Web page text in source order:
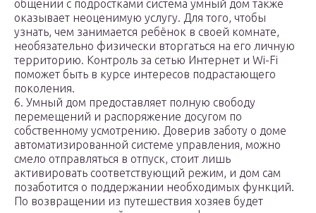
общении с подростками система умный дом также
оказывает неоценимую услугу. Для того, чтобы
узнать, чем занимается ребёнок в своей комнате,
необязательно физически вторгаться на его личную
территорию. Контроль за сетью Интернет и Wi-Fi
поможет быть в курсе интересов подрастающего
поколения.
6. Умный дом предоставляет полную свободу
перемещений и распоряжение досугом по
собственному усмотрению. Доверив заботу о доме
автоматизированной системе управления, можно
смело отправляться в отпуск, стоит лишь
активировать соответствующий режим, и дом сам
позаботится о поддержании необходимых функций.
По возвращении из путешествия хозяев будет